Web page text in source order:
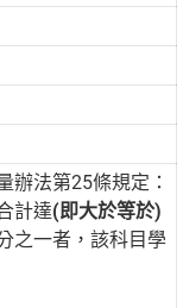
辦法第25條規定：
計達(即大於等於)
之一者，該科目學